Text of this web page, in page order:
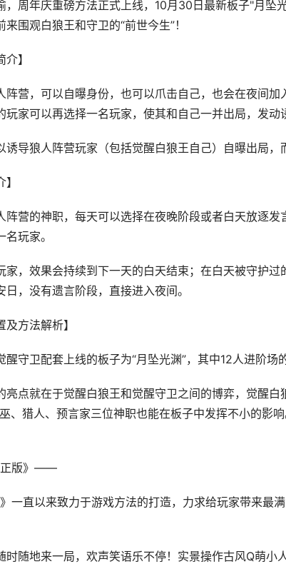
年庆重磅方法正式上线，10月30日最新板子"月坠
围观白狼王和守卫的“前世今生”！
】
，可以自曝身份，也可以爪击自己，也会在夜间加
玩家可以再选择一名玩家，使其和自己一并出局，发动
狼人阵营玩家（包括觉醒白狼王自己）自曝出局，
的神职，每天可以选择在夜晚阶段或者白天放逐发
玩家。
效果会持续到下一天的白天结束；在白天被守护过
，没有遗言阶段，直接进入夜间。
方法解析】
卫配套上线的板子为“月坠光渊”，其中12人进阶场
就在于觉醒白狼王和觉醒守卫之间的博弈，觉醒白
、猎人、预言家三位神职也能在板子中发挥不小的
版》——
直以来致力于游戏方法的打造，力求给玩家带来最满
地来一局，欢声笑语乐不停！实景操作古风Q萌小